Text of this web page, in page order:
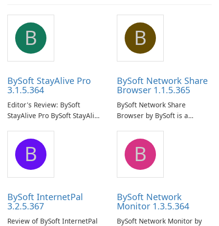
B
BySoft StayAlive Pro
3.1.5.364
Editor's Review: BySoft
StayAlive Pro BySoft StayAlive
application designed to
ensure the continuous and
uninterrupted operation of
your computer system.
B
BySoft Network Share
Browser 1.1.5.365
BySoft Network Share
Browser by BySoft is a
application that allows users
to easily browse and manage
shared folders on their
network.
B
BySoft InternetPal
3.2.5.367
Review of BySoft InternetPal
B
BySoft Network
Monitor 1.3.5.364
BySoft Network Monitor by